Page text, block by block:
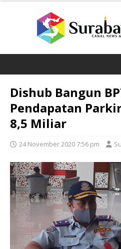
Dishub Bangun
Pendapatan
8,5 Miliar
24 November 2020 7:56 pm